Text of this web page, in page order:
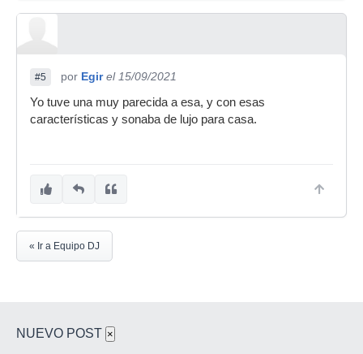
#5 por Egir el 15/09/2021
Yo tuve una muy parecida a esa, y con esas
características y sonaba de lujo para casa.
« Ir a Equipo DJ
NUEVO POST ×